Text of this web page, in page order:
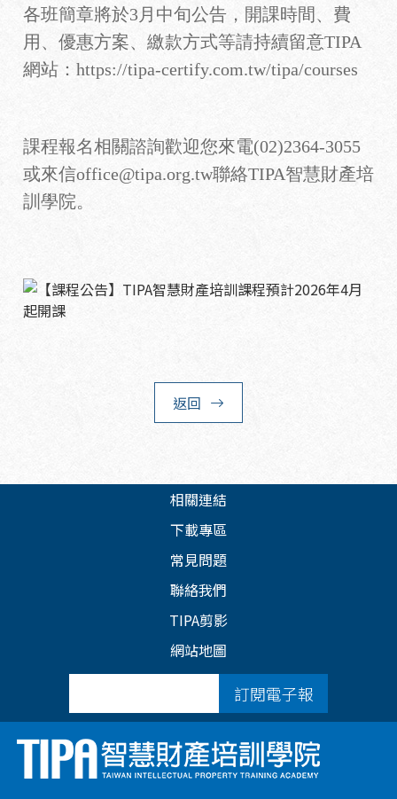
各班簡章將於3月中旬公告，開課時間、費
用、優惠方案、繳款方式等請持續留意TIPA
網站： https://tipa-certify.com.tw/tipa/courses
課程報名相關諮詢歡迎您來電(02)2364-3055
或來信office@tipa.org.tw聯絡TIPA智慧財產培
訓學院。
返回
相關連結
下載專區
常見問題
聯絡我們
TIPA剪影
網站地圖
訂閱電子報